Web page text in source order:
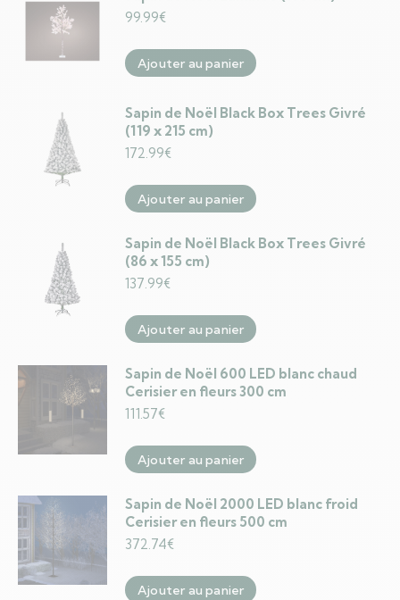
99.99€
Ajouter au panier
Sapin de Noël Black Box Trees Givré
(119 x 215 cm)
172.99€
Ajouter au panier
Sapin de Noël Black Box Trees Givré
(86 x 155 cm)
137.99€
Ajouter au panier
Sapin de Noël 600 LED blanc chaud
Cerisier en fleurs 300 cm
111.57€
Ajouter au panier
Sapin de Noël 2000 LED blanc froid
Cerisier en fleurs 500 cm
372.74€
Ajouter au panier